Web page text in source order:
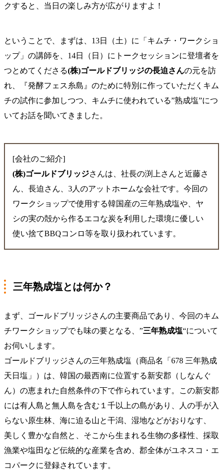
クすると、当日の楽しみ方が広がりますよ！
ということで、まずは、13日（土）に「キムチ・ワークショ
ップ」の講師を、14日（日）にトークセッションに登壇者を
つとめてくださる(株)ゴールドブリッジの長迫さんの元を訪
れ、『発酵フェス糸島』のために特別に作っていただくキム
チの試作に参加しつつ、キムチに使われている”熟成塩”につ
いてお話を聞いてきました。
[会社のご紹介]
(株)ゴールドブリッジさんは、社長の渕上さんと近藤さ
ん、長迫さん、3人のアットホームな会社です。今回の
ワークショップで使用する韓国産の三年熟成塩や、ヤ
シの実の殻から作るエコな炭を利用した環境に優しい
使い捨てBBQコンロ等を取り扱われています。
三年熟成塩とは何か？
まず、ゴールドブリッジさんの主要商品であり、今回のキム
チワークショップでも味の要となる、”三年熟成塩“について
お伺いします。
ゴールドブリッジさんの三年熟成塩（商品名「678 三年熟成
天日塩」）は、韓国の最西南に位置する新安郡（しなんぐ
ん）の恵まれた自然条件の下で作られています。この新安郡
には有人島と無人島を含む１千以上の島があり、人の手が入
らない原生林、海に迫る山と干潟、湿地などがおりなす、
美しく豊かな自然と、そこから生まれる生物の多様性、採取
漁業や塩田など伝統的な産業を含め、郡全体がユネスコ・エ
コパークに登録されています。